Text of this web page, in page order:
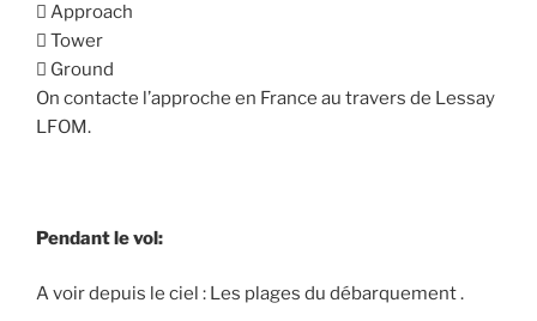
 Approach
 Tower
 Ground
On contacte l’approche en France au travers de Lessay
LFOM.
Pendant le vol:
A voir depuis le ciel : Les plages du débarquement .